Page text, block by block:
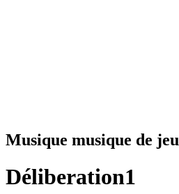
Musique musique de jeu
Déliberation1